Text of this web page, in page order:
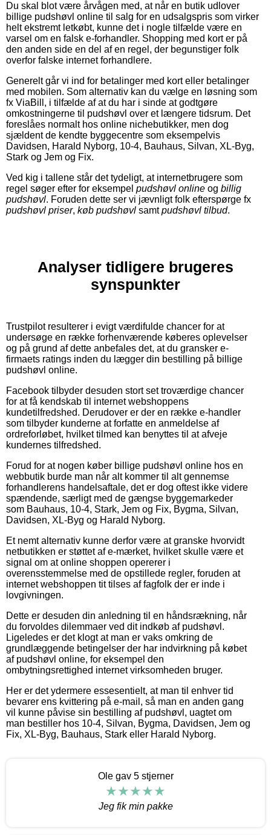
Du skal blot være årvågen med, at når en butik udlover
billige pudshøvl online til salg for en udsalgspris som virker
helt ekstremt letkøbt, kunne det i nogle tilfælde være en
varsel om en falsk e-forhandler. Shopping med kort er på
den anden side en del af en regel, der begunstiger folk
overfor falske internet forhandlere.
Generelt går vi ind for betalinger med kort eller betalinger
med mobilen. Som alternativ kan du vælge en løsning som
fx ViaBill, i tilfælde af at du har i sinde at godtgøre
omkostningerne til pudshøvl over et længere tidsrum. Det
foreslåes normalt hos online nichebutikker, men dog
sjældent de kendte byggecentre som eksempelvis
Davidsen, Harald Nyborg, 10-4, Bauhaus, Silvan, XL-Byg,
Stark og Jem og Fix.
Ved kig i tallene står det tydeligt, at internetbrugere som
regel søger efter for eksempel pudshøvl online og billig
pudshøvl. Foruden dette ser vi jævnligt folk efterspørge fx
pudshøvl priser, køb pudshøvl samtpudshøvl tilbud.
Analyser tidligere brugeres
synspunkter
Trustpilot resulterer i evigt værdifulde chancer for at
undersøge en række forhenværende køberes oplevelser
og på grund af dette anbefales det, at du gransker e-
firmaets ratings inden du lægger din bestilling på billige
pudshøvl online.
Facebook tilbyder desuden stort set troværdige chancer
for at få kendskab til internet webshoppens
kundetilfredshed. Derudover er der en række e-handler
som tilbyder kunderne at forfatte en anmeldelse af
ordreforløbet, hvilket tilmed kan benyttes til at afveje
kundernes tilfredshed.
Forud for at nogen køber billige pudshøvl online hos en
webbutik burde man når alt kommer til alt gennemse
forhandlerens handelsaftale, det er dog oftest ikke videre
spændende, særligt med de gængse byggemarkeder
som Bauhaus, 10-4, Stark, Jem og Fix, Bygma, Silvan,
Davidsen, XL-Byg og Harald Nyborg.
Et nemt alternativ kunne derfor være at granske hvorvidt
netbutikken er støttet af e-mærket, hvilket skulle være et
signal om at online shoppen opererer i
overensstemmelse med de opstillede regler, foruden at
internet webshoppen tit tilses af fagfolk der er inde i
lovgivningen.
Dette er desuden din anledning til en håndsrækning, når
du forvoldes dilemmaer ved dit indkøb af pudshøvl.
Ligeledes er det klogt at man er vaks omkring de
grundlæggende betingelser der har indvirkning på købet
af pudshøvl online, for eksempel den
ombytningsrettighed internet virksomheden bruger.
Her er det ydermere essesentielt, at man til enhver tid
bevarer ens kvittering på e-mail, så man en anden gang
vil kunne påvise sin bestilling af pudshøvl, uagtet om
man bestiller hos 10-4, Silvan, Bygma, Davidsen, Jem og
Fix, XL-Byg, Bauhaus, Stark eller Harald Nyborg.
Ole gav 5 stjerner
Jeg fik min pakke